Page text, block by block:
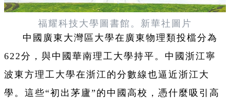
福耀科技大學圖書館。新華社圖片
中國廣東大灣區大學在廣東物理類投檔分為
622分，與中國華南理工大學持平。中國浙江寧
波東方理工大學在浙江的分數線也逼近浙江大
學。這些“初出茅廬”的中國高校，憑什麼吸引高